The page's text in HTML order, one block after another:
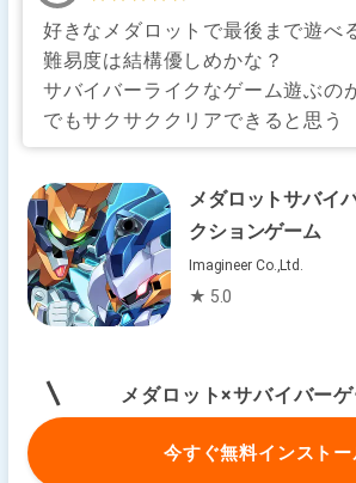
好きなメダロットで最後まで遊べ
難易度は結構優しめかな？
サバイバーライクなゲーム遊ぶの
でもサクサククリアできると思う
メダロットサバイ
クションゲーム
Imagineer Co.,Ltd.
★ 5.0
メダロット×サバイバーゲ
今すぐ無料インスト